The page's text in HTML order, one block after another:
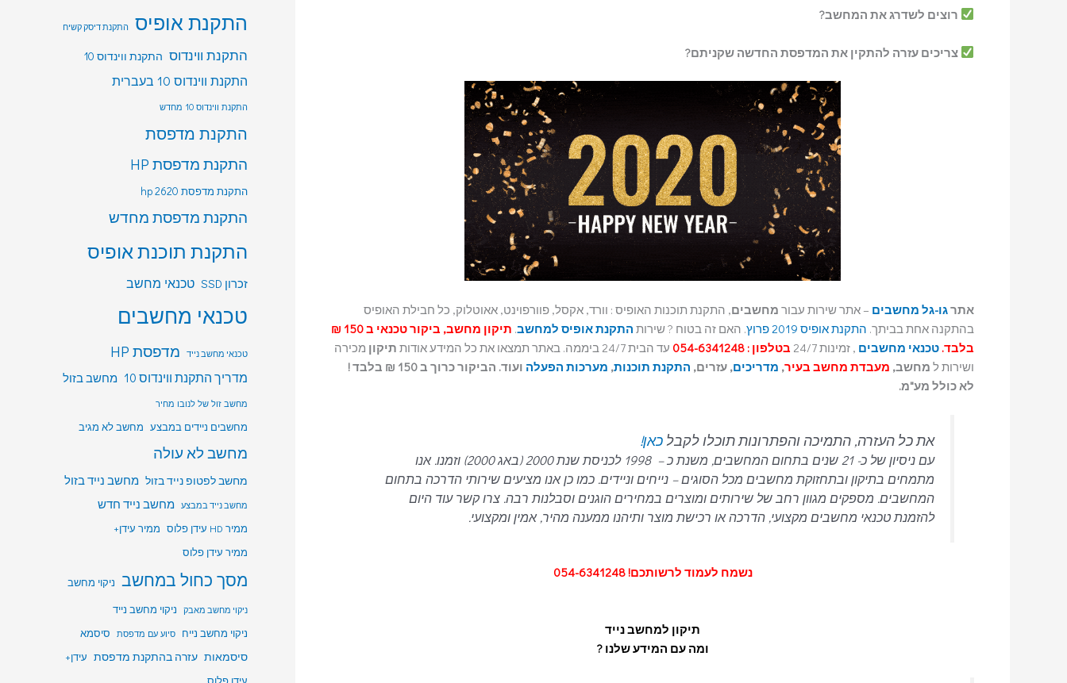
רוצים לשדרג את המחשב?
צריכים עזרה להתקין את המדפסת החדשה שקניתם?
אתרגו-גל מחשבים – אתר שירות עבור מחשבים, התקנת תוכנות האופיס : וורד, אקסל, פוורפוינט, אאוטלוק, כל חבילת האופיס
בהתקנה אחת בביתך. התקנת אופיס 2019 פרוץ . האם זה בטוח ? שירות התקנת אופיס למחשב.
תיקון מחשב, ביקור טכנאי ב 150 ₪
בלבד. טכנאי מחשבים , זמינות 24/7 בטלפון : 054-6341248 עד הבית 24/7 ביממה. באתר תמצאו את כל המידע אודות תיקון מכירה
ושירות ל מחשב, מעבדת מחשב בעיר, מדריכים, עזרים, התקנת תוכנות, מערכות הפעלה
ועוד. הביקור כרוך ב 150 ₪ בלבד !
לא כולל מע"מ.
את כל העזרה, התמיכה והפתרונות תוכלו לקבלכאן!
עם ניסיון של כ- 21 שנים בתחום המחשבים, משנת כ – 1998 לכניסת שנת 2000 (באג 2000) וזמנו. אנו
מתמחים בתיקון ובתחזוקת מחשבים מכל הסוגים – נייחים וניידים. כמו כן אנו מציעים שירותי הדרכה בתחום
המחשבים. מספקים מגוון רחב של שירותים ומוצרים במחירים הוגנים וסבלנות רבה. צרו קשר עוד היום
להזמנת טכנאי מחשבים מקצועי, הדרכה או רכישת מוצר ותיהנו ממענה מהיר, אמין ומקצועי.
נשמח לעמוד לרשותכם! 054-6341248
תיקון למחשב נייד
ומה עם המידע שלנו ?
התקנת אופיס התקנת דיסק קשיח
התקנת ווינדוס התקנת ווינדוס 10
התקנת ווינדוס 10 בעברית
התקנת ווינדוס 10 מחדש
התקנת מדפסת
התקנת מדפסת HP
התקנת מדפסת hp 2620
התקנת מדפסת מחדש
התקנת תוכנת אופיס
זכרון SSD טכנאי מחשב
טכנאי מחשבים
טכנאי מחשב נייד מדפסת HP
מדריך התקנת ווינדוס 10 מחשב בזול
מחשב זול של לנובו מחיר
מחשבים ניידים במבצע מחשב לא מגיב
מחשב לא עולה
מחשב לפטופ נייד בזול מחשב נייד בזול
מחשב נייד במבצע מחשב נייד חדש
ממיר HD עידן פלוס
ממיר עידן+
ממיר עידן פלוס
מסך כחול במחשב ניקוי מחשב
ניקוי מחשב מאבק
ניקוי מחשב נייד
ניקוי מחשב נייח סיוע עם מדפסת סיסמא
סיסמאות עזרה בהתקנת מדפסת עידן+
עידן פלוס